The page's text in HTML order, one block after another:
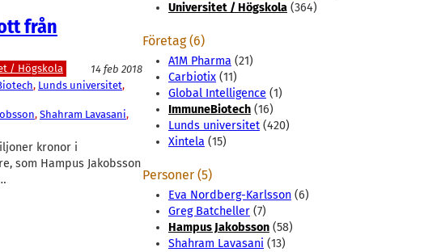
från
/ Högskola
14 feb 2018
, Lunds universitet
, Shahram Lavasani
kronor i
som Hampus Jakobsson
Universitet / Högskola (364)
Företag (6)
A1M Pharma (21)
Carbiotix (11)
Global Intelligence (1)
ImmuneBiotech (16)
Lunds universitet (420)
Xintela (15)
Personer (5)
Eva Nordberg-Karlsson (6)
Greg Batcheller (7)
Hampus Jakobsson (58)
Shahram Lavasani (13)